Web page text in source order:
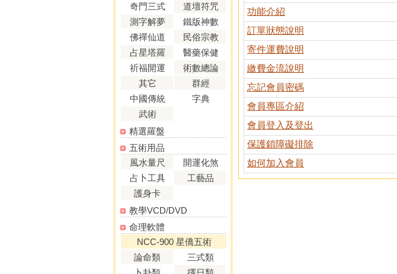
奇門三式
道壇符咒
測字解夢
鐵版神數
佛禪仙道
民俗宗教
占星塔羅
醫藥保健
祈福開運
術數總論
其它
群經
中國傳統
字典
武術
精選羅盤
五術用品
風水量尺
開運化煞
占卜工具
工藝品
護身卡
教學VCD/DVD
命理軟體
NCC-900 星僑五術
論命類
三式類
功能介紹
訂單狀態說明
寄件運費說明
繳費金流說明
忘記會員密碼
會員專區介紹
會員登入及登出
保護鎖障礙排除
如何加入會員